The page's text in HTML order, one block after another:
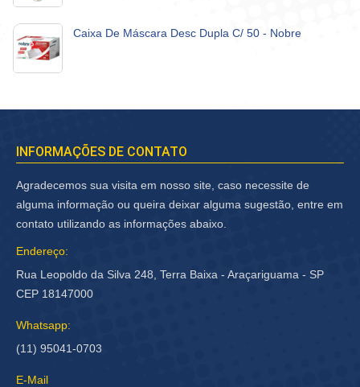
Caixa De Máscara Desc Dupla C/ 50 - Nobre
INFORMAÇÕES DE CONTATO
Agradecemos sua visita em nosso site, caso necessite de
alguma informação ou queira deixar alguma sugestão, entre em
contato utilizando as informações abaixo.
Endereço:
Rua Leopoldo da Silva 248, Terra Baixa - Araçariguama - SP
CEP 18147000
Whatsapp:
(11) 95041-0703
E-Mail